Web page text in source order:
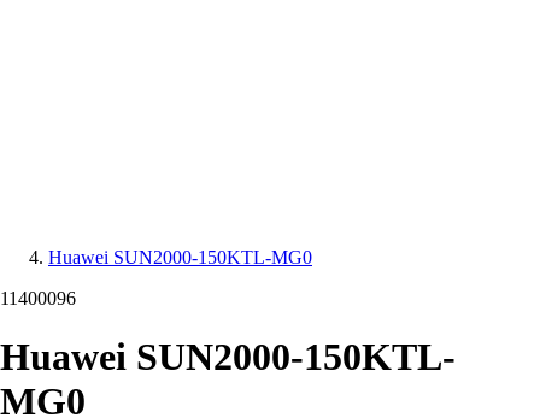
Huawei SUN2000-150KTL-MG0
11400096
Huawei SUN2000-150KTL-
MG0